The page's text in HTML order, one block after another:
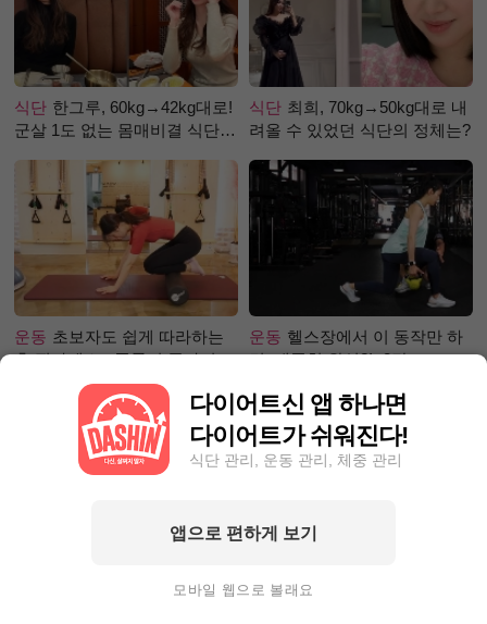
식단 한그루, 60kg→42kg대로!
군살 1도 없는 몸매비결 식단
식단 최희, 70kg→50kg대로 내
려올 수 있었던 식단의 정체는?
운동 초보자도 쉽게 따라하는
홈 필라테스 - 폼롤러 종아리 알
운동 헬스장에서 이 동작만 하
면, 애플힙 완성?! -2탄-
로 빼는 데 1달 걸려! 폭풍감량
완벽한 눈바디를 가지기까지?
다이어트신 앱 하나면
다이어트가 쉬워진다!
식단 관리, 운동 관리, 체중 관리
앱으로 편하게 보기
모바일 웹으로 볼래요